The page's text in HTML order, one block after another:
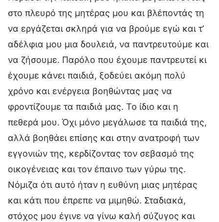
στο πλευρό της μητέρας μου και βλέποντάς τη
να εργάζεται σκληρά για να βρούμε εγώ και τ’
αδέλφια μου μια δουλειά, να παντρευτούμε και
να ζήσουμε. Παρόλο που έχουμε παντρευτεί κι
έχουμε κάνει παιδιά, ξοδεύει ακόμη πολύ
χρόνο και ενέργεια βοηθώντας μας να
φροντίζουμε τα παιδιά μας. Το ίδιο και η
πεθερά μου. Όχι μόνο μεγάλωσε τα παιδιά της,
αλλά βοηθάει επίσης και στην ανατροφή των
εγγονιών της, κερδίζοντας τον σεβασμό της
οικογένειας και τον έπαινο των γύρω της.
Νόμιζα ότι αυτό ήταν η ευθύνη μιας μητέρας
και κάτι που έπρεπε να μιμηθώ. Σταδιακά,
στόχος μου έγινε να γίνω καλή σύζυγος και